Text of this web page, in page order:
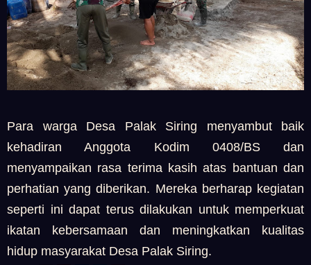
Para warga Desa Palak Siring menyambut baik
kehadiran Anggota Kodim 0408/BS dan
menyampaikan rasa terima kasih atas bantuan dan
perhatian yang diberikan. Mereka berharap kegiatan
seperti ini dapat terus dilakukan untuk memperkuat
ikatan kebersamaan dan meningkatkan kualitas
hidup masyarakat Desa Palak Siring.